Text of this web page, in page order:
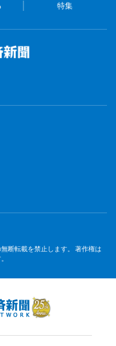
特集
断転載を禁止します。 著作権は